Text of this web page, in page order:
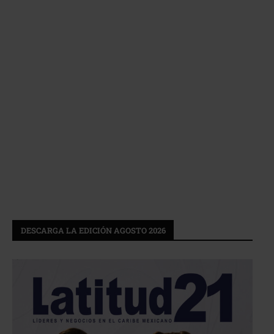
DESCARGA LA EDICIÓN AGOSTO 2026